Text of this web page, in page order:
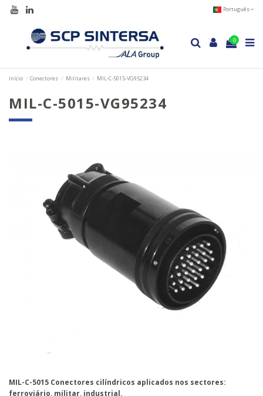
Português
0
Início Conectores Militares MIL-C-5015-VG95234
MIL-C-5015-VG95234
MIL-C-5015 Conectores cilíndricos aplicados nos sectores:
ferroviário, militar, industrial.